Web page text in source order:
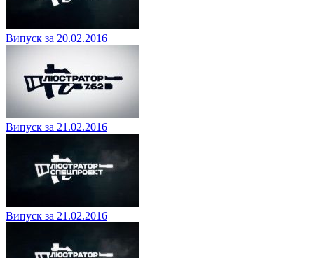
Випуск за 20.02.2016
Випуск за 21.02.2016
Випуск за 21.02.2016